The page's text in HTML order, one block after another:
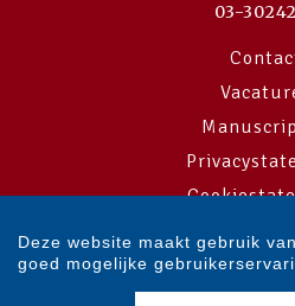
03-
Cookie-
Deze website maakt gebruik
goed mogelijke